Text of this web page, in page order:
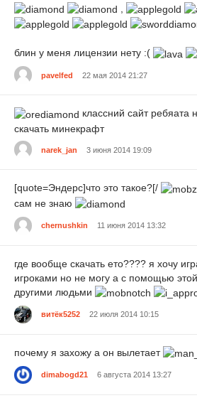
блин у меня лицензии нету :(
pavelfed 22 мая 2014 21:27
классний сайт ребяата
скачать минекрафт
narek_jan 3 июня 2014 19:09
[quote=Эндерс]что это такое?[/
сам не знаю
chernushkin 11 июня 2014 13:32
где вообще скачать ето???? я хочу
игроками но не могу а с помощью
другими людьми
витёк5252 22 июля 2014 10:15
почему я захожу а он вылетает
dimabogd21 6 августа 2014 13:27